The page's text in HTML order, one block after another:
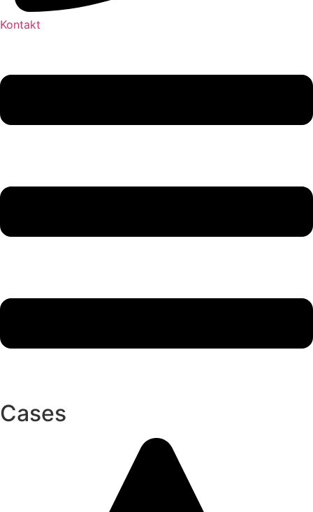
Kontakt
Cases